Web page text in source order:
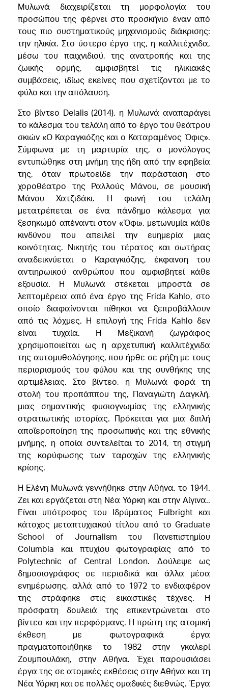
Μυλωνά διαχειρίζεται τη μορφολογία του
προσώπου της φέρνει στο προσκήνιο έναν από
τους πιο συστηματικούς μηχανισμούς διάκρισης:
την ηλικία. Στο ύστερο έργο της, η καλλιτέχνιδα,
μέσω του παιχνιδιού, της ανατροπής και της
ζωικής ορμής, αμφισβητεί τις ηλικιακές
συμβάσεις, ιδίως εκείνες που σχετίζονται με το
φύλο και την απόλαυση.
Στο βίντεο Delalis (2014), η Μυλωνά αναπαράγει
το κάλεσμα του τελάλη από το έργο του θεάτρου
σκιών «Ο Καραγκιόζης και ο Καταραμένος Όφις».
Σύμφωνα με τη μαρτυρία της, ο μονόλογος
εντυπώθηκε στη μνήμη της ήδη από την εφηβεία
της, όταν πρωτοείδε την παράσταση στο
χοροθέατρο της Ραλλούς Μάνου, σε μουσική
Μάνου Χατζιδάκι. Η φωνή του τελάλη
μετατρέπεται σε ένα πάνδημο κάλεσμα για
ξεσηκωμό απέναντι στον «Όφι», μετωνυμία κάθε
κινδύνου που απειλεί την ευημερία μιας
κοινότητας. Νικητής του τέρατος και σωτήρας
αναδεικνύεται ο Καραγκιόζης, έκφανση του
αντιηρωικού ανθρώπου που αμφισβητεί κάθε
εξουσία. Η Μυλωνά στέκεται μπροστά σε
λεπτομέρεια από ένα έργο της Frida Kahlo, στο
οποίο διαφαίνονται πίθηκοι να ξεπροβάλλουν
από τις λόχμες. Η επιλογή της Frida Kahlo δεν
είναι τυχαία. Η Μεξικανή ζωγράφος
χρησιμοποιείται ως η αρχετυπική καλλιτέχνιδα
της αυτομυθολόγησης, που ήρθε σε ρήξη με τους
περιορισμούς του φύλου και της συνθήκης της
αρτιμέλειας. Στο βίντεο, η Μυλωνά φορά τη
στολή του προπάππου της, Παναγιώτη Δαγκλή,
μιας σημαντικής φυσιογνωμίας της ελληνικής
στρατιωτικής ιστορίας. Πρόκειται για μια διπλή
αποϊεροποίηση της προσωπικής και της εθνικής
μνήμης, η οποία συντελείται το 2014, τη στιγμή
της κορύφωσης των ταραχών της ελληνικής
κρίσης.
Η Ελένη Μυλωνά γεννήθηκε στην Αθήνα, το 1944.
Ζει και εργάζεται στη Νέα Υόρκη και στην Αίγινα..
Είναι υπότροφος του Ιδρύματος Fulbright και
κάτοχος μεταπτυχιακού τίτλου από το Graduate
School of Journalism του Πανεπιστημίου
Columbia και πτυχίου φωτογραφίας από το
Polytechnic of Central London. Δούλεψε ως
δημοσιογράφος σε περιοδικά και άλλα μέσα
ενημέρωσης, αλλά από το 1972 το ενδιαφέρον
της στράφηκε στις εικαστικές τέχνες. Η
πρόσφατη δουλειά της επικεντρώνεται στο
βίντεο και την περφόρμανς. Η πρώτη της ατομική
έκθεση με φωτογραφικά έργα
πραγματοποιήθηκε το 1982 στην γκαλερί
Ζουμπουλάκη, στην Αθήνα. Έχει παρουσιάσει
έργα της σε ατομικές εκθέσεις στην Αθήνα και τη
Νέα Υόρκη και σε πολλές ομαδικές διεθνώς. Έργα